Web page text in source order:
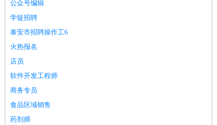
公众号编辑
学徒招聘
泰安市招聘操作工6
火热报名
店员
软件开发工程师
商务专员
食品区域销售
药剂师